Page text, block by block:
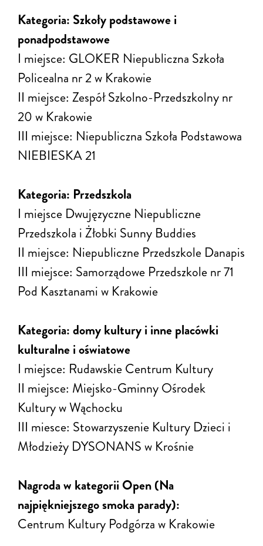
Kategoria: Szkoły podstawowe i
ponadpodstawowe
I miejsce: GLOKER Niepubliczna Szkoła
Policealna nr 2 w Krakowie
II miejsce: Zespół Szkolno-Przedszkolny nr
20 w Krakowie
III miejsce: Niepubliczna Szkoła Podstawowa
NIEBIESKA 21
Kategoria: Przedszkola
I miejsce Dwujęzyczne Niepubliczne
Przedszkola i Żłobki Sunny Buddies
II miejsce: Niepubliczne Przedszkole Danapis
III miejsce: Samorządowe Przedszkole nr 71
Pod Kasztanami w Krakowie
Kategoria: domy kultury i inne placówki
kulturalne i oświatowe
I miejsce: Rudawskie Centrum Kultury
II miejsce: Miejsko-Gminny Ośrodek
Kultury w Wąchocku
III miesce: Stowarzyszenie Kultury Dzieci i
Młodzieży DYSONANS w Krośnie
Nagroda w kategorii Open (Na
najpiękniejszego smoka parady):
Centrum Kultury Podgórza w Krakowie